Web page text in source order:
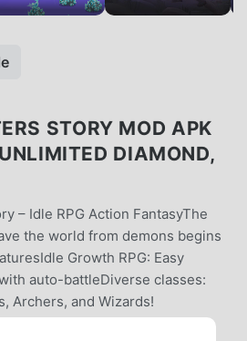
STORY MOD APK
DIAMOND,
– Idle RPG Action FantasyThe
the world from demons begins
Growth RPG: Easy
auto-battleDiverse classes:
Archers, and Wizards!
for victoryPowerful combat